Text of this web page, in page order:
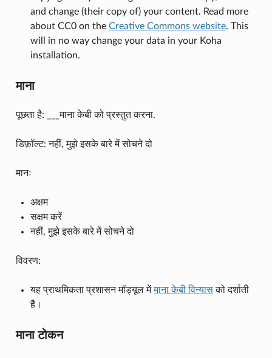
and change (their copy of) your content. Read more
about CC0 on the Creative Commons website. This
will in no way change your data in your Koha
installation.
माना
पूछता है: ___माना केबी को प्रस्तुत करना.
डिफ़ॉल्ट: नहीं, मुझे इसके बारे में सोचने दो
मानः
अक्षम
सक्षम करें
नहीं, मुझे इसके बारे में सोचने दो
विवरण:
यह प्राथमिकता प्रशासन मॉड्यूल मेंमाना केबी विन्यासको दर्शाती
है।
माना टोकन